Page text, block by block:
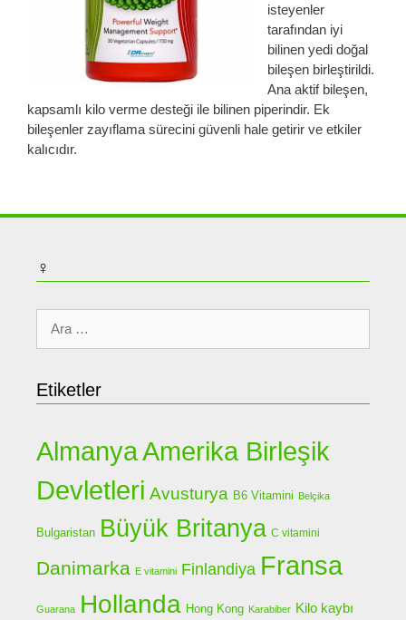
isteyenler
tarafından iyi
bilinen yedi doğal
bileşen birleştirildi.
Ana aktif bileşen,
kapsamlı kilo verme desteği ile bilinen piperindir. Ek
bileşenler zayıflama sürecini güvenli hale getirir ve etkiler
kalıcıdır.
♀
için
Etiketler
AlmanyaAmerika Birleşik
Devletleri Avusturya B6 Vitamini Belçika
Bulgaristan Büyük Britanya C vitamini
Danimarka E vitamini Finlandiya Fransa
Guarana Hollanda Hong Kong Karabiber Kilo kaybı